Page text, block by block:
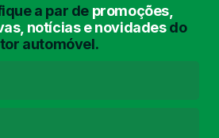
a par de promoções,
notícias e novidadesdo
automóvel.Matrículas